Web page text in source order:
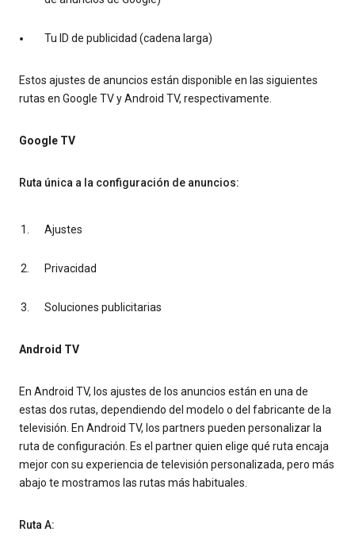
Tu ID de publicidad (cadena larga)
Estos ajustes de anuncios están disponible en las siguientes
rutas en Google TV y Android TV, respectivamente.
Google TV
Ruta única a la configuración de anuncios:
Ajustes
Privacidad
Soluciones publicitarias
Android TV
En Android TV, los ajustes de los anuncios están en una de
estas dos rutas, dependiendo del modelo o del fabricante de la
televisión. En Android TV, los partners pueden personalizar la
ruta de configuración. Es el partner quien elige qué ruta encaja
mejor con su experiencia de televisión personalizada, pero más
abajo te mostramos las rutas más habituales.
Ruta A: